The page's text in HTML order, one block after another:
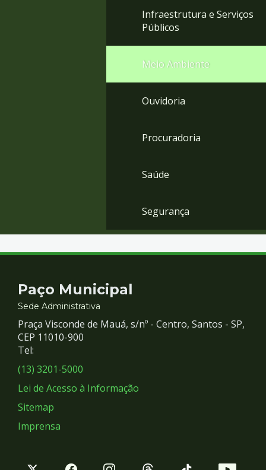
Infraestrutura e Serviços
Públicos
Meio Ambiente
Ouvidoria
Procuradoria
Saúde
Segurança
Contato
e
Redes
Sociais
Paço Municipal
Sede Administrativa
Praça Visconde de Mauá, s/nº - Centro, Santos - SP,
CEP 11010-900
Tel:
(13) 3201-5000
Lei de Acesso à Informação
Sitemap
Imprensa